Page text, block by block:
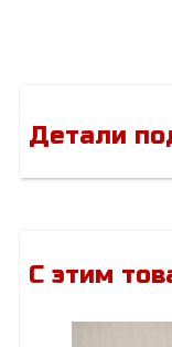
Детали
С этим